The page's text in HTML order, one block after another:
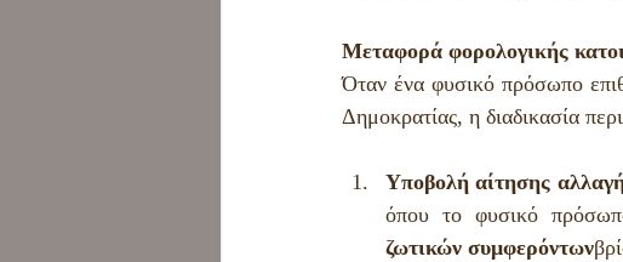
Μεταφορά φορολογικής
Όταν ένα φυσικό πρόσωπο
Δημοκρατίας, η διαδικασία
Υποβολή αίτησης
όπου το φυσικό
ζωτικών συμφερόντων